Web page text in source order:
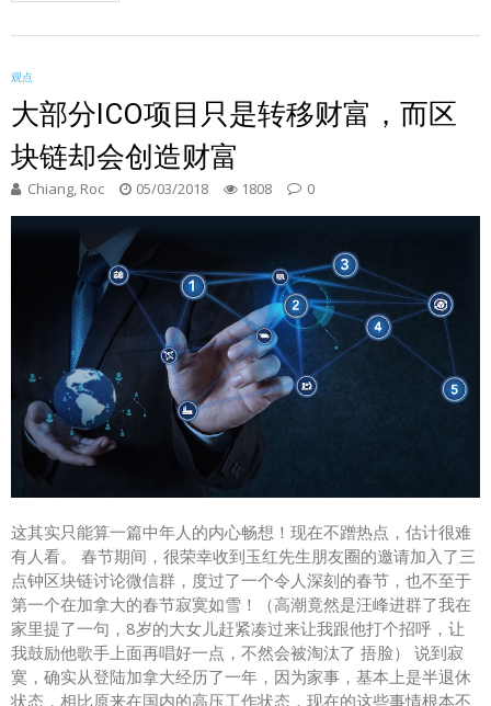
观点
大部分ICO项目只是转移财富，而区
块链却会创造财富
Chiang, Roc 05/03/2018 1808 0
这其实只能算一篇中年人的内心畅想！现在不蹭热点，估计很难
有人看。 春节期间，很荣幸收到玉红先生朋友圈的邀请加入了三
点钟区块链讨论微信群，度过了一个令人深刻的春节，也不至于
第一个在加拿大的春节寂寞如雪！（高潮竟然是汪峰进群了我在
家里提了一句，8岁的大女儿赶紧凑过来让我跟他打个招呼，让
我鼓励他歌手上面再唱好一点，不然会被淘汰了 捂脸） 说到寂
寞，确实从登陆加拿大经历了一年，因为家事，基本上是半退休
状态，相比原来在国内的高压工作状态，现在的这些事情根本不